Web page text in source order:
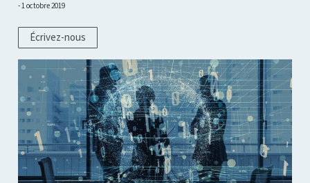
1 octobre 2019
Écrivez-nous